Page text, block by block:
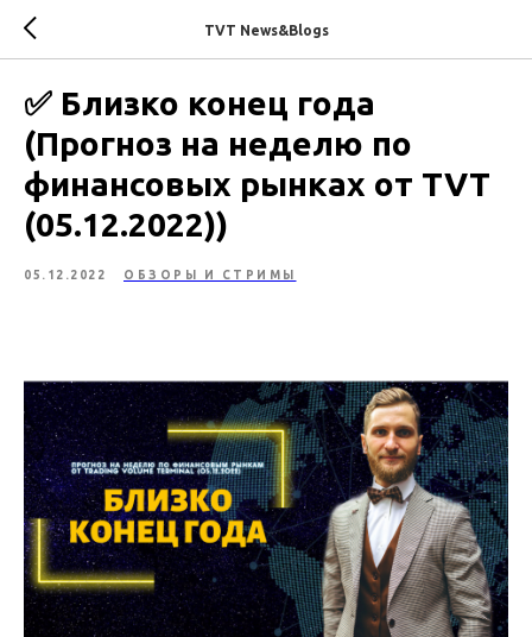
TVT News&Blogs
✅ Близко конец года
(Прогноз на неделю по
финансовых рынках от TVT
(05.12.2022))
05.12.2022 ОБЗОРЫ И СТРИМЫ